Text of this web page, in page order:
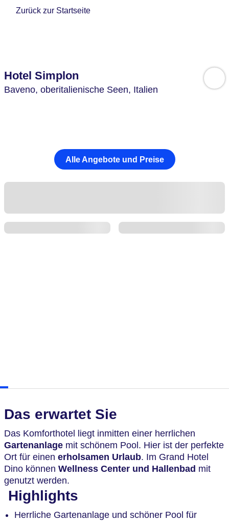
Zurück zur Startseite
Hotel Simplon
Baveno, oberitalienische Seen, Italien
Alle Angebote und Preise
Das erwartet Sie
Das Komforthotel liegt inmitten einer herrlichen
Gartenanlage mit schönem Pool. Hier ist der perfekte
Ort für einen erholsamen Urlaub. Im Grand Hotel
Dino können Wellness Center und Hallenbad mit
genutzt werden.
Highlights
Herrliche Gartenanlage und schöner Pool für